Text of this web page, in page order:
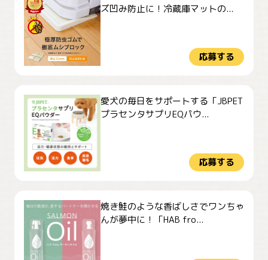
ズ凹み防止に！冷蔵庫マットの...
応募する
愛犬の毎日をサポートする「JBPET
プラセンタサプリEQパウ...
応募する
焼き鮭のような香ばしさでワンちゃ
んが夢中に！「HAB fro...